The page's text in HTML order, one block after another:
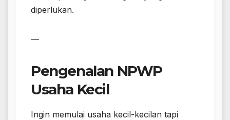
diperlukan.
—
Pengenalan NPWP
Usaha Kecil
Ingin memulai usaha kecil-kecilan tapi